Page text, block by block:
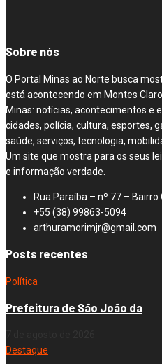
Sobre nós
O Portal Minas ao Norte busca
está acontecendo em Montes
Minas: notícias, acontecimentos e
cidades, polícia, cultura, esportes,
saúde, serviços, tecnologia,
Um site que mostra para os seus
e informação verdade.
Rua Paraíba – nº 77 –
+55 (38) 99863-5094
arthuramorimjr@gmail.com
Posts recentes
Política
Prefeitura de São João da
Destaque